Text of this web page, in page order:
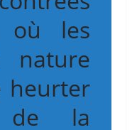
où les
heurter
de la